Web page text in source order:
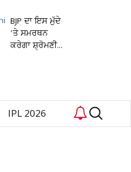
BJP ਦਾ ਇਸ ਮੁੱਦੇ
'ਤੇ ਸਮਰਥਨ
ਕਰੇਗਾ ਸ਼੍ਰੋਮਣੀ...
IPL 2026